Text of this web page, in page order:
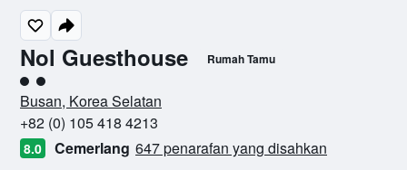
Nol Guesthouse Rumah Tamu
penarafan kelas 2
Busan, Korea Selatan
+82 (0) 105 418 4213
8.0 Cemerlang 647 penarafan yang disahkan